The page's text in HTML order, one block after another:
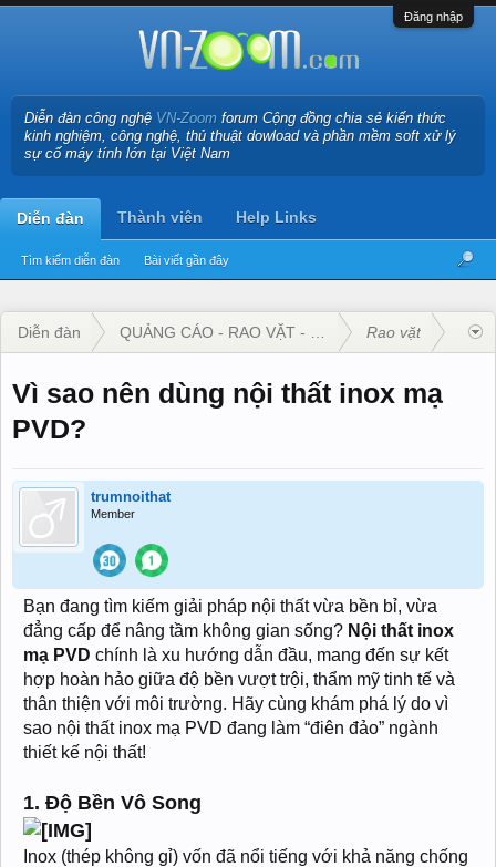
Đăng nhập
Diễn đàn công nghệ VN-Zoom forum Cộng đồng chia sẻ kiến thức
kinh nghiệm, công nghệ, thủ thuật dowload và phần mềm soft xử lý
sự cố máy tính lớn tại Việt Nam
Diễn đàn
Tìm kiếm diễn đàn Bài viết gần đây
Thành viên Help Links
Diễn đàn QUẢNG CÁO - RAO VẶT - KINH DOANH
Rao vặt
Vì sao nên dùng nội thất inox mạ
PVD?
trumnoithat
Member
Bạn đang tìm kiếm giải pháp nội thất vừa bền bỉ, vừa
đẳng cấp để nâng tầm không gian sống? Nội thất inox
mạ PVD chính là xu hướng dẫn đầu, mang đến sự kết
hợp hoàn hảo giữa độ bền vượt trội, thẩm mỹ tinh tế và
thân thiện với môi trường. Hãy cùng khám phá lý do vì
sao nội thất inox mạ PVD đang làm “điên đảo” ngành
thiết kế nội thất!
1. Độ Bền Vô Song
Inox (thép không gỉ) vốn đã nổi tiếng với khả năng chống